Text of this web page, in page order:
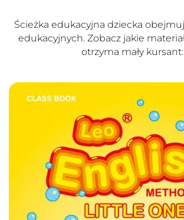
Ścieżka edukacyjna dziecka
edukacyjnych. Zobacz jakie
otrzyma mały kursant: